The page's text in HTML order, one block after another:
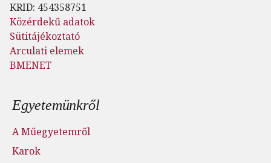
KRID: 454358751
Közérdekű adatok
Sütitájékoztató
Arculati elemek
BMENET
Lábléc menü
Egyetemünkről
A Műegyetemről
Karok